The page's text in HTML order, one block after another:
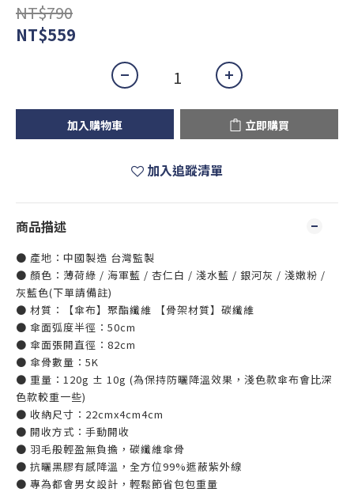
NT$790
NT$559
加入購物車 立即購買
加入追蹤清單
商品描述
● 產地：中國製造 台灣監製
● 顏色：薄荷綠 / 海軍藍 / 杏仁白 / 淺水藍 / 銀河灰 / 淺嫩粉 /
灰藍色(下單請備註)
● 材質：【傘布】聚酯纖維 【骨架材質】碳纖維
● 傘面弧度半徑：50cm
● 傘面張開直徑：82cm
● 傘骨數量：5K
● 重量：120g ± 10g (為保持防曬降溫效果，淺色款傘布會比深
色款較重一些)
● 收納尺寸：22cmx4cm4cm
● 開收方式：手動開收
● 羽毛般輕盈無負擔，碳纖維傘骨
● 抗曬黑膠有感降溫，全方位99%遮蔽紫外線
● 專為都會男女設計，輕鬆節省包包重量